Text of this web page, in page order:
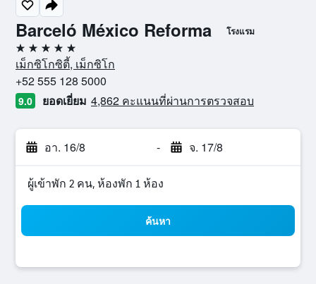
Barceló México Reforma โรงแรม
5 ดาว
เม็กซิโกซิตี้, เม็กซิโก
+52 555 128 5000
9.0 ยอดเยี่ยม 4,862 คะแนนที่ผ่านการตรวจสอบ
อา. 16/8 - จ. 17/8
ผู้เข้าพัก 2 คน, ห้องพัก 1 ห้อง
ค้นหา